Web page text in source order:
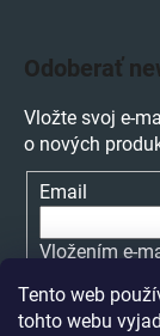
Tento web
tohto webu
Odoberať
Vložte svoj e-
o nových
Email
Vložením e-